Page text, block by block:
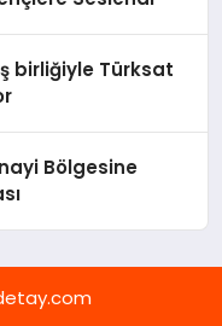
birliğiyle Türksat
Bölgesine